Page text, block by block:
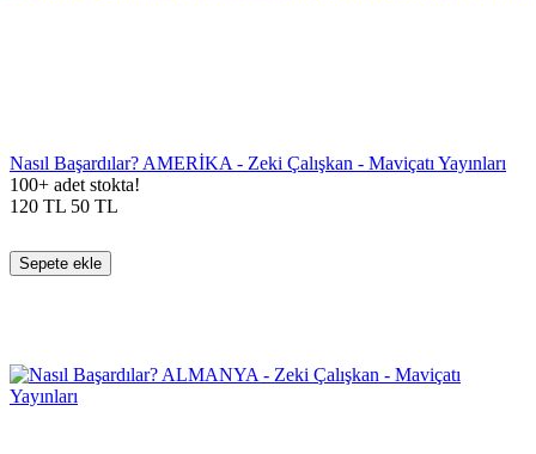
Nasıl Başardılar? AMERİKA - Zeki Çalışkan - Maviçatı Yayınları
100+ adet stokta!
120 TL 50 TL
Sepete ekle